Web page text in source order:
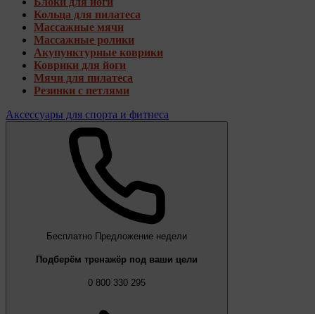
Кольца для пилатеса
Массажные мячи
Массажные ролики
Акупунктурные коврики
Коврики для йоги
Мячи для пилатеса
Резинки с петлями
Аксессуары для спорта и фитнеса
Бесплатно Предложение недели
Подберём тренажёр под ваши цели
0 800 330 295